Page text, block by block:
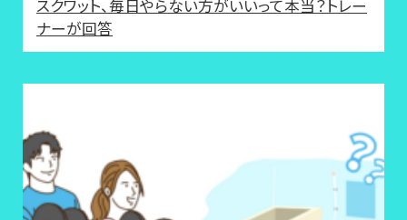
スクワット、毎日やらない方がいいって本当？トレー
ナーが回答